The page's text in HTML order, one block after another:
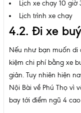
Lịch xe chạy 10
Lịch trình xe chạy
4.2. Đi xe
Nếu như bạn muốn di
kiệm chi phí bằng xe
giản. Tuy nhiên hiện
Nội Bài về Phú Thọ vì
bay tới điểm ngũ 4